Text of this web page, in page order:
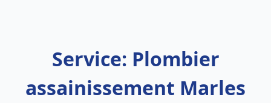
Service: Plombier
assainissement Marles